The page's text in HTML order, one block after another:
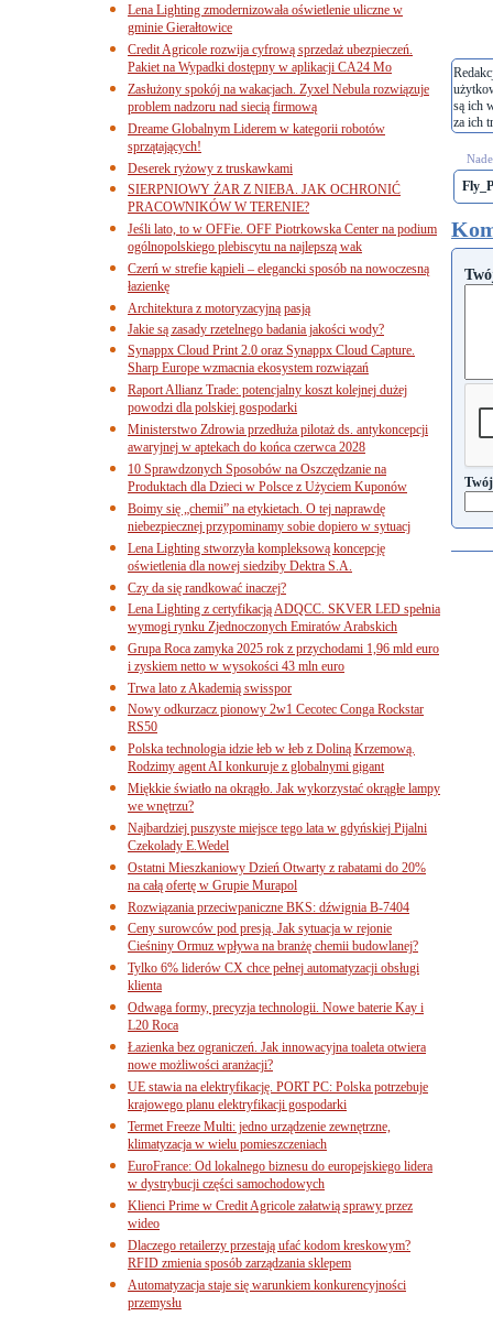
są ich
za ich
Lena Lighting zmodernizowała oświetlenie uliczne w
gminie Gierałtowice
Credit Agricole rozwija cyfrową sprzedaż ubezpieczeń.
Pakiet na Wypadki dostępny w aplikacji CA24 Mo
Zasłużony spokój na wakacjach. Zyxel Nebula rozwiązuje
problem nadzoru nad siecią firmową
Dreame Globalnym Liderem w kategorii robotów
sprzątających!
Deserek ryżowy z truskawkami
SIERPNIOWY ŻAR Z NIEBA. JAK OCHRONIĆ
PRACOWNIKÓW W TERENIE?
Jeśli lato, to w OFFie. OFF Piotrkowska Center na podium
ogólnopolskiego plebiscytu na najlepszą wak
Czerń w strefie kąpieli – elegancki sposób na nowoczesną
łazienkę
Architektura z motoryzacyjną pasją
Jakie są zasady rzetelnego badania jakości wody?
Synappx Cloud Print 2.0 oraz Synappx Cloud Capture.
Sharp Europe wzmacnia ekosystem rozwiązań
Raport Allianz Trade: potencjalny koszt kolejnej dużej
powodzi dla polskiej gospodarki
Ministerstwo Zdrowia przedłuża pilotaż ds. antykoncepcji
awaryjnej w aptekach do końca czerwca 2028
10 Sprawdzonych Sposobów na Oszczędzanie na
Produktach dla Dzieci w Polsce z Użyciem Kuponów
Boimy się „chemii” na etykietach. O tej naprawdę
niebezpiecznej przypominamy sobie dopiero w sytuacj
Lena Lighting stworzyła kompleksową koncepcję
oświetlenia dla nowej siedziby Dektra S.A.
Czy da się randkować inaczej?
Lena Lighting z certyfikacją ADQCC. SKVER LED spełnia
wymogi rynku Zjednoczonych Emiratów Arabskich
Grupa Roca zamyka 2025 rok z przychodami 1,96 mld euro
i zyskiem netto w wysokości 43 mln euro
Trwa lato z Akademią swisspor
Nowy odkurzacz pionowy 2w1 Cecotec Conga Rockstar
RS50
Polska technologia idzie łeb w łeb z Doliną Krzemową.
Rodzimy agent AI konkuruje z globalnymi gigant
Miękkie światło na okrągło. Jak wykorzystać okrągłe lampy
we wnętrzu?
Najbardziej puszyste miejsce tego lata w gdyńskiej Pijalni
Czekolady E.Wedel
Ostatni Mieszkaniowy Dzień Otwarty z rabatami do 20%
na całą ofertę w Grupie Murapol
Rozwiązania przeciwpaniczne BKS: dźwignia B-7404
Ceny surowców pod presją. Jak sytuacja w rejonie
Cieśniny Ormuz wpływa na branżę chemii budowlanej?
Tylko 6% liderów CX chce pełnej automatyzacji obsługi
klienta
Odwaga formy, precyzja technologii. Nowe baterie Kay i
L20 Roca
Łazienka bez ograniczeń. Jak innowacyjna toaleta otwiera
nowe możliwości aranżacji?
UE stawia na elektryfikację. PORT PC: Polska potrzebuje
krajowego planu elektryfikacji gospodarki
Termet Freeze Multi: jedno urządzenie zewnętrzne,
klimatyzacja w wielu pomieszczeniach
EuroFrance: Od lokalnego biznesu do europejskiego lidera
w dystrybucji części samochodowych
Klienci Prime w Credit Agricole załatwią sprawy przez
wideo
Dlaczego retailerzy przestają ufać kodom kreskowym?
RFID zmienia sposób zarządzania sklepem
Automatyzacja staje się warunkiem konkurencyjności
przemysłu